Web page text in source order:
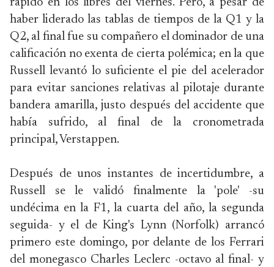
rápido en los libres del viernes. Pero, a pesar de
haber liderado las tablas de tiempos de la Q1 y la
Q2, al final fue su compañero el dominador de una
calificación no exenta de cierta polémica; en la que
Russell levantó lo suficiente el pie del acelerador
para evitar sanciones relativas al pilotaje durante
bandera amarilla, justo después del accidente que
había sufrido, al final de la cronometrada
principal, Verstappen.
Después de unos instantes de incertidumbre, a
Russell se le validó finalmente la 'pole' -su
undécima en la F1, la cuarta del año, la segunda
seguida- y el de King's Lynn (Norfolk) arrancó
primero este domingo, por delante de los Ferrari
del monegasco Charles Leclerc -octavo al final- y